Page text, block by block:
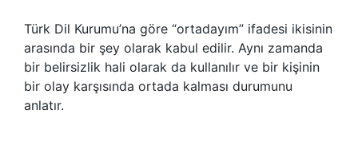
Türk Dil Kurumu’na göre “ortadayım” ifadesi ikisinin
arasında bir şey olarak kabul edilir. Aynı zamanda
bir belirsizlik hali olarak da kullanılır ve bir kişinin
bir olay karşısında ortada kalması durumunu
anlatır.